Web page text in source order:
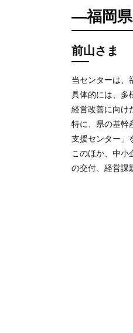
―福岡県
前山さま
当センターは、
具体的には、多
経営改善に向け
特に、県の基幹
支援センター」
このほか、中小
の交付、経営課